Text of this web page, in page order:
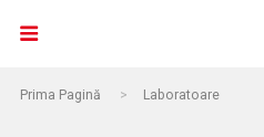
Prima Pagină > Laboratoare